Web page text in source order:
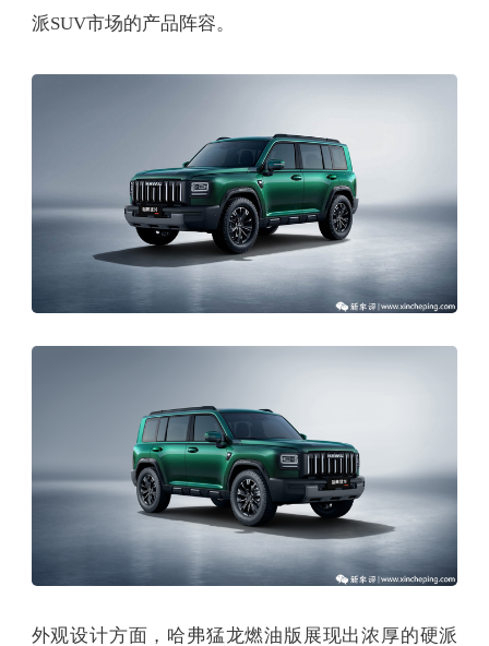
派SUV市场的产品阵容。
外观设计方面，哈弗猛龙燃油版展现出浓厚的硬派